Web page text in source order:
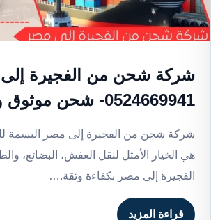
شركة شحن من الفجيرة
0524669941- شحن موثوق وآمن
شركة شحن من الفجيرة إلى مصر البسمة
هي الخيار الأمثل لنقل العفش، البضائع،
الفجيرة إلى مصر بكفاءة وثقة.…
قراءة المزيد